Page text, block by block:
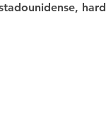
hard